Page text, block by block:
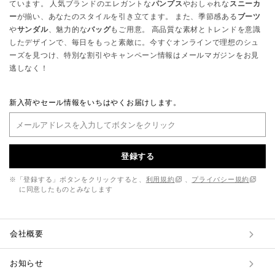
ています。 人気ブランドのエレガントなパンプスやおしゃれな スニーカ
ーが揃い、あなたのスタイルを引き立てます。 また、季節感ある ブーツ
やサンダル、魅力的なバッグもご用意。 高品質な素材とトレンドを意識
したデザインで、毎日をもっと素敵に。今すぐオンラインで理想のシュ
ーズを見つけ、特別な割引やキャンペーン情報はメールマガジンをお見
逃しなく！
新入荷やセール情報をいちはやくお届けします。
登録する
※「登録する」ボタンをクリックすると、 利用規約
プライバシー規約
に同意したものとみなします
会社概要
お知らせ